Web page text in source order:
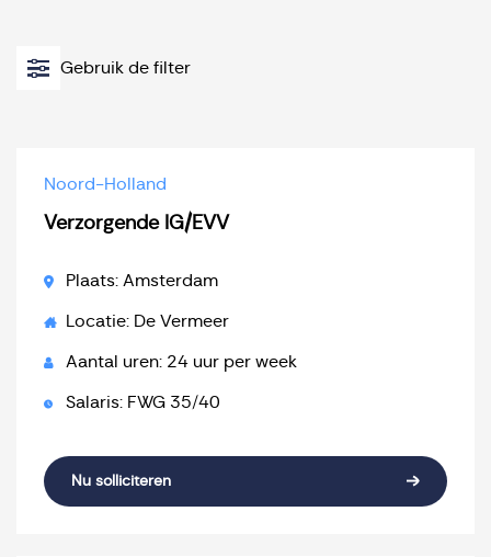
Gebruik de filter
Noord-Holland
Verzorgende IG/EVV
Plaats: Amsterdam
Locatie: De Vermeer
Aantal uren: 24 uur per week
Salaris: FWG 35/40
Nu solliciteren